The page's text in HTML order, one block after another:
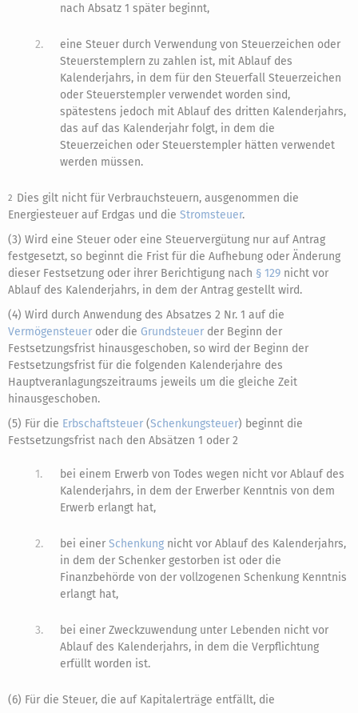
nach Absatz 1 später beginnt,
2.
eine Steuer durch Verwendung von Steuerzeichen oder
Steuerstemplern zu zahlen ist, mit Ablauf des
Kalenderjahrs, in dem für den Steuerfall Steuerzeichen
oder Steuerstempler verwendet worden sind,
spätestens jedoch mit Ablauf des dritten Kalenderjahrs,
das auf das Kalenderjahr folgt, in dem die
Steuerzeichen oder Steuerstempler hätten verwendet
werden müssen.
2 Dies gilt nicht für Verbrauchsteuern, ausgenommen die
Energiesteuer auf Erdgas und die Stromsteuer.
(3) Wird eine Steuer oder eine Steuervergütung nur auf Antrag
festgesetzt, so beginnt die Frist für die Aufhebung oder Änderung
dieser Festsetzung oder ihrer Berichtigung nach § 129 nicht vor
Ablauf des Kalenderjahrs, in dem der Antrag gestellt wird.
(4) Wird durch Anwendung des Absatzes 2 Nr. 1 auf die
Vermögensteuer oder die Grundsteuer der Beginn der
Festsetzungsfrist hinausgeschoben, so wird der Beginn der
Festsetzungsfrist für die folgenden Kalenderjahre des
Hauptveranlagungszeitraums jeweils um die gleiche Zeit
hinausgeschoben.
(5) Für die Erbschaftsteuer (Schenkungsteuer) beginnt die
Festsetzungsfrist nach den Absätzen 1 oder 2
1.
bei einem Erwerb von Todes wegen nicht vor Ablauf des
Kalenderjahrs, in dem der Erwerber Kenntnis von dem
Erwerb erlangt hat,
2. bei einerSchenkung nicht vor Ablauf des Kalenderjahrs,
in dem der Schenker gestorben ist oder die
Finanzbehörde von der vollzogenen Schenkung Kenntnis
erlangt hat,
3.
bei einer Zweckzuwendung unter Lebenden nicht vor
Ablauf des Kalenderjahrs, in dem die Verpflichtung
erfüllt worden ist.
(6) Für die Steuer, die auf Kapitalerträge entfällt, die